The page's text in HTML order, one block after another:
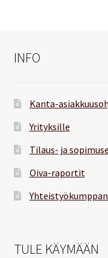
INFO
Kanta-
Yrityksille
Tilaus- ja
Oiva-raportit
TULE KÄYMÄÄN